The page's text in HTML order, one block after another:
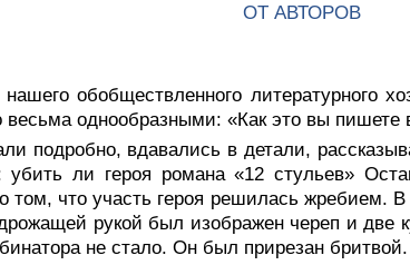
ОТ АВТОРОВ
обобществленного литературного
весьма однообразными: «Как это вы пишете
подробно, вдавались в детали,
ли героя романа «12 стульев»
том, что участь героя решилась жребием.
рукой был изображен череп и две
не стало. Он был прирезан бритвой.